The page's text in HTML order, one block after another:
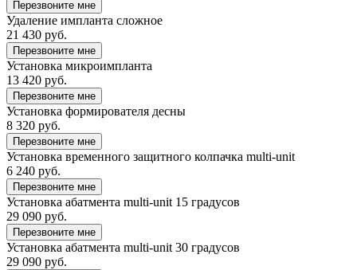
Перезвоните мне
Удаление импланта сложное
21 430 руб.
Перезвоните мне
Установка микроимпланта
13 420 руб.
Перезвоните мне
Установка формирователя десны
8 320 руб.
Перезвоните мне
Установка временного защитного колпачка multi-unit
6 240 руб.
Перезвоните мне
Установка абатмента multi-unit 15 градусов
29 090 руб.
Перезвоните мне
Установка абатмента multi-unit 30 градусов
29 090 руб.